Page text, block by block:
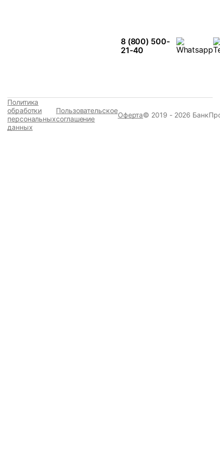
8 (800) 500-
21-40
Политика
обработки
персональных
данных
Пользовательское
соглашение
Оферта© 2019 - 2026